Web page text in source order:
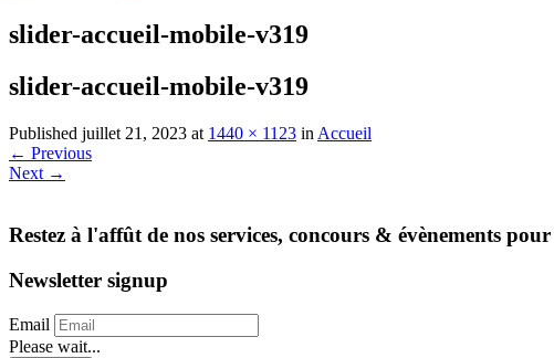
slider-accueil-mobile-v319
slider-accueil-mobile-v319
Published juillet 21, 2023 at 1440 × 1123 in Accueil
← Previous
Next →
Restez à l'affût de nos services, concours & évènements
Newsletter signup
Email
Please wait...